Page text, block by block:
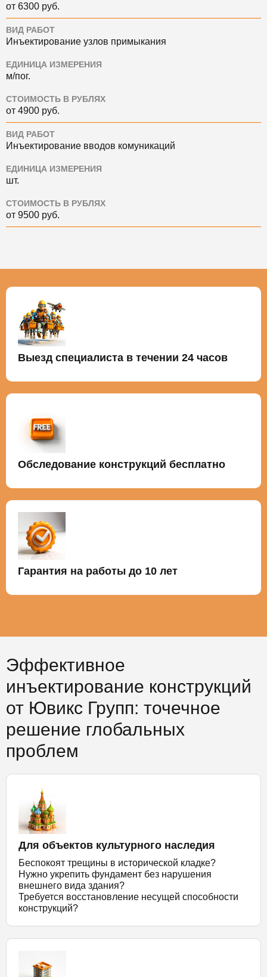
от 6300 руб.
ВИД РАБОТ
Инъектирование узлов примыкания
ЕДИНИЦА ИЗМЕРЕНИЯ
м/пог.
СТОИМОСТЬ В РУБЛЯХ
от 4900 руб.
ВИД РАБОТ
Инъектирование вводов комуникаций
ЕДИНИЦА ИЗМЕРЕНИЯ
шт.
СТОИМОСТЬ В РУБЛЯХ
от 9500 руб.
Выезд специалиста в течении 24 часов
Обследование конструкций бесплатно
Гарантия на работы до 10 лет
Эффективное
инъектирование конструкций
от Ювикс Групп: точечное
решение глобальных
проблем
Для объектов культурного наследия
Беспокоят трещины в исторической кладке?
Нужно укрепить фундамент без нарушения
внешнего вида здания?
Требуется восстановление несущей способности
конструкций?